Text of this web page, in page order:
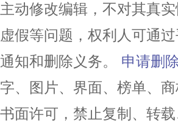
主动修改编辑，不对其真
虚假等问题，权利人可通
通知和删除义务。
申请删
字、图片、界面、榜单、
书面许可，禁止复制、转载